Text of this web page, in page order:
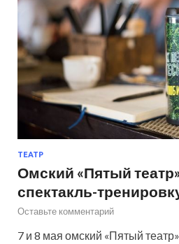
ТЕАТР
Омский «Пятый
спектакль-
Оставьте комментарий
7 и 8 мая омский «Пятый